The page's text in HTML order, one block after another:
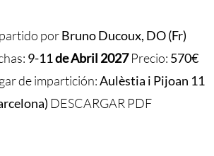
porBruno Ducoux, DO (Fr)
9-11de Abril 2027Precio: 570€
de impartición:Aulèstia i Pijoan 11
DESCARGAR PDF